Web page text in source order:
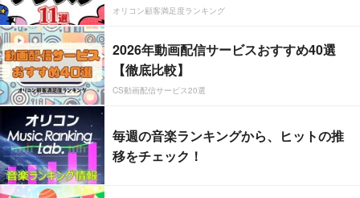
オリコン顧客満足度ランキング
2026年動画配信サービスおすすめ40選
【徹底比較】
CS動画配信サービス20選
毎週の音楽ランキングから、ヒットの推
移をチェック！